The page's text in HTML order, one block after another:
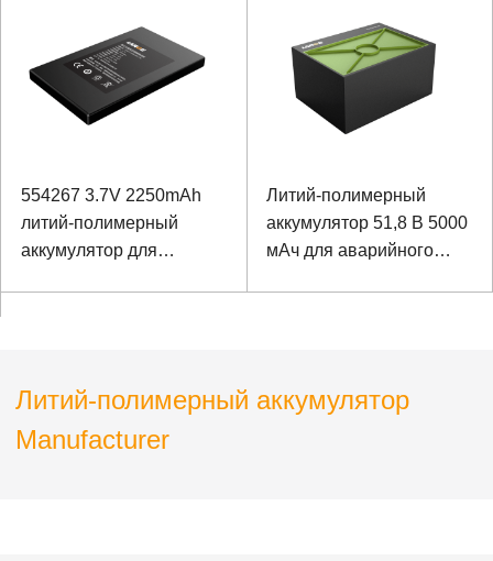
554267 3.7V 2250mAh
литий-полимерный
аккумулятор для
Литий-полимерный
аккумулятор 51,8 В 5000
мАч для аварийного
Литий-полимерный аккумулятор
Manufacturer